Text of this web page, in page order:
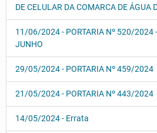
DE CELULAR DA COMARCA DE ÁGUA
11/06/2024 - PORTARIA Nº 520/2024
JUNHO
29/05/2024 - PORTARIA Nº 459/2024
21/05/2024 - PORTARIA Nº 443/2024
14/05/2024 - Errata